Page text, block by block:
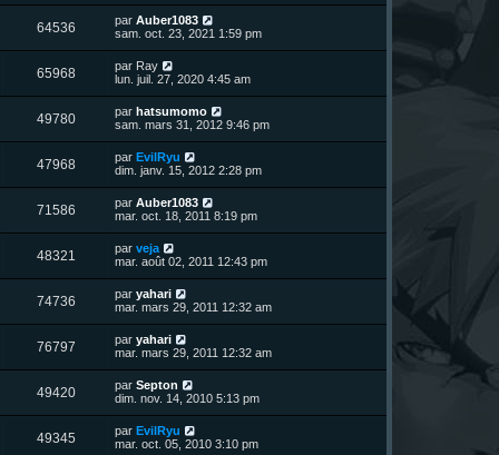
u
s
i
e
r
m
e
s
s
a
g
e
64536V
u
s
D
e
i
e
r
m
e
s
s
a
g
e
par Auber1083
sam. oct. 23, 2021 1:59 pm
65968V
u
s
D
e
i
e
r
m
e
s
s
a
g
e
par Ray
lun. juil. 27, 2020 4:45 am
49780V
u
s
D
e
i
e
r
m
e
s
s
a
g
e
par hatsumomo
sam. mars 31, 2012 9:46 pm
47968V
u
D
e
i
e
r
m
e
s
s
a
g
e
par EvilRyu
dim. janv. 15, 2012 2:28 pm
71586V
u
s
D
e
i
e
r
m
e
s
s
a
g
e
par Auber1083
mar. oct. 18, 2011 8:19 pm
48321
u
s
D
e
i
e
r
m
e
s
s
a
g
e
par veja
mar. août 02, 2011 12:43 pm
74736V
u
s
D
e
i
e
r
m
e
s
s
a
g
par yahari
mar. mars 29, 2011 12:32 am
76797V
u
s
D
e
i
e
r
m
e
par yahari
mar. mars 29, 2011 12:32 am
49420V
u
D
e
i
e
par Septon
dim. nov. 14, 2010 5:13 pm
49345V
D
e
par EvilRyu
mar. oct. 05, 2010 3:10 pm